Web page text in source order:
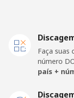
Samoa
Telefone
Faça suas
número
país +